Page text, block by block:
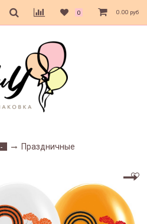
0 0.00 руб
- Праздничные